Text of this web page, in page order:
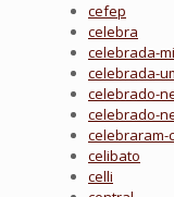
cefep
celebra
celebrada-
celebrada-
celebrado-
celebrado-
celebraram-
celibato
celli